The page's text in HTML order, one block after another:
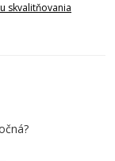
skvalitňovania